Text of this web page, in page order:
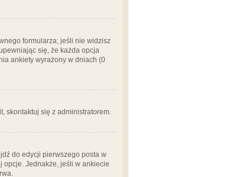
formularza; jeśli nie widzisz
się, że każda opcja
ankiety wyrażony w dniach (0
skontaktuj się z administratorem.
do edycji pierwszego posta w
opcje. Jednakże, jeśli w ankiecie